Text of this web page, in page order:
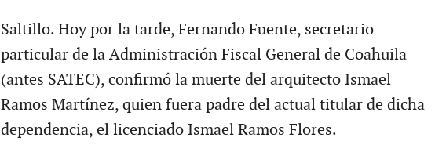
Saltillo. Hoy por la tarde, Fernando Fuente, secretario
particular de la Administración Fiscal General de Coahuila
(antes SATEC), confirmó la muerte del arquitecto Ismael
Ramos Martínez, quien fuera padre del actual titular de dicha
dependencia, el licenciado Ismael Ramos Flores.